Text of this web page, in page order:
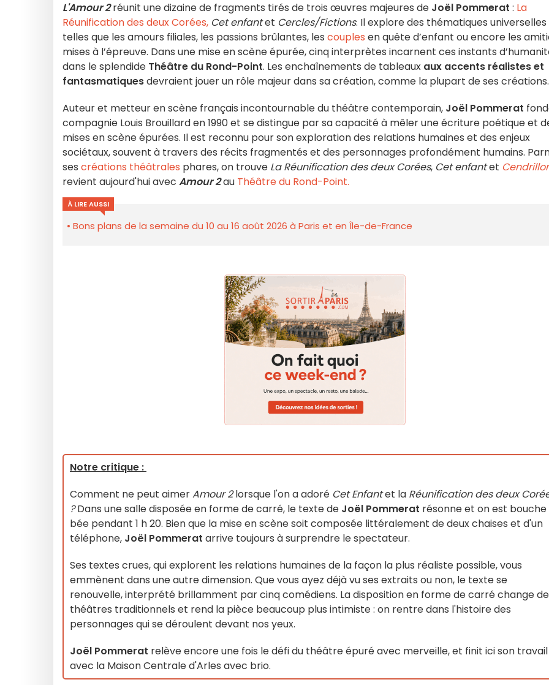
L'Amour 2réunit une dizaine de fragments tirés de trois œuvres majeures de Joël Pommerat : La
Réunification des deux Corées, Cet enfantet Cercles/Fictions. Il explore des thématiques universelles
telles que les amours filiales, les passions brûlantes, les couples en quête d’enfant ou encore les
mises à l’épreuve. Dans une mise en scène épurée, cinq interprètes incarnent ces instants
dans le splendide Théâtre du Rond-Point. Les enchaînements de tableaux aux accents réalistes et
fantasmatiquesdevraient jouer un rôle majeur dans sa création, comme la plupart de ses
Auteur et metteur en scène français incontournable du théâtre contemporain, Joël Pommerat
compagnie Louis Brouillard en 1990 et se distingue par sa capacité à mêler une écriture poétique et
mises en scène épurées. Il est reconnu pour son exploration des relations humaines et des enjeux
sociétaux, souvent à travers des récits fragmentés et des personnages profondément humains.
ses créations théâtrales phares, on trouve La Réunification des deux Corées, Cet enfantet
revient aujourd'hui avec Amour 2au Théâtre du Rond-Point.
À LIRE AUSSI
Bons plans de la semaine du 10 au 16 août 2026 à Paris et en Île-de-France
Notre critique :
Comment ne peut aimerAmour 2lorsque l'on a adoré Cet Enfantet la Réunification des deux
?Dans une salle disposée en forme de carré, le texte de Joël Pommerat résonne et on est bouche
bée pendant 1 h 20. Bien que la mise en scène soit composée littéralement de deux chaises et d'un
téléphone, Joël Pommerat arrive toujours à surprendre le spectateur.
Ses textes crues, qui explorent les relations humaines de la façon la plus réaliste possible, vous
emmènent dans une autre dimension. Que vous ayez déjà vu ses extraits ou non, le texte se
renouvelle, interprété brillamment par cinq comédiens. La disposition en forme de carré change
théâtres traditionnels et rend la pièce beaucoup plus intimiste : on rentre dans l'histoire des
personnages qui se déroulent devant nos yeux.
Joël Pommerat relève encore une fois le défi du théâtre épuré avec merveille, et finit ici son travail
avec la Maison Centrale d'Arles avec brio.